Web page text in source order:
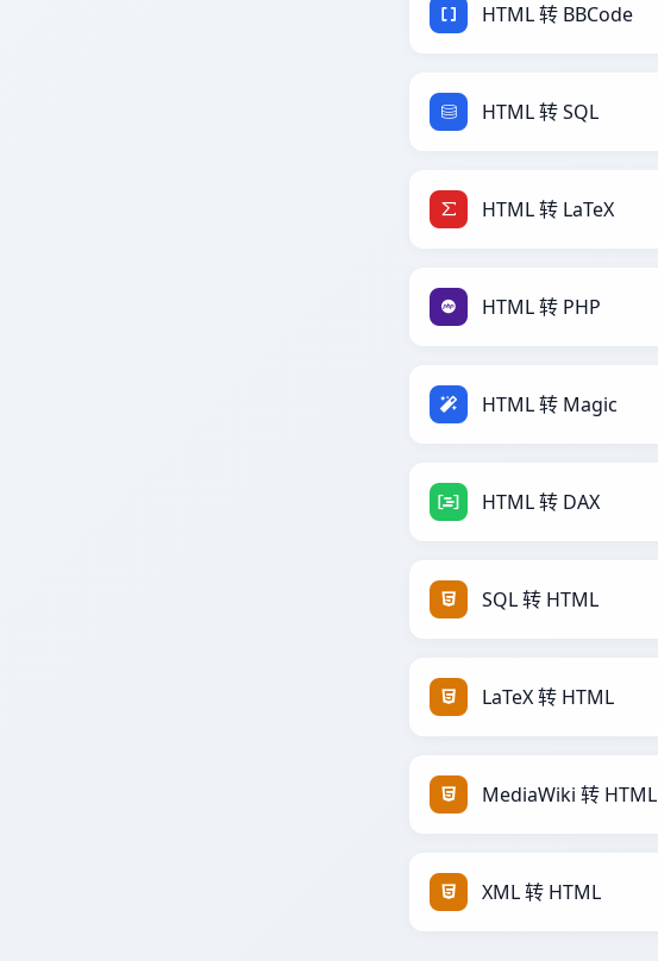
HTML 转 BBCode
HTML 转 SQL
HTML 转 LaTeX
HTML 转 PHP
HTML 转 Magic
HTML 转 DAX
SQL 转 HTML
LaTeX 转 HTML
MediaWiki 转 HTML
XML 转 HTML